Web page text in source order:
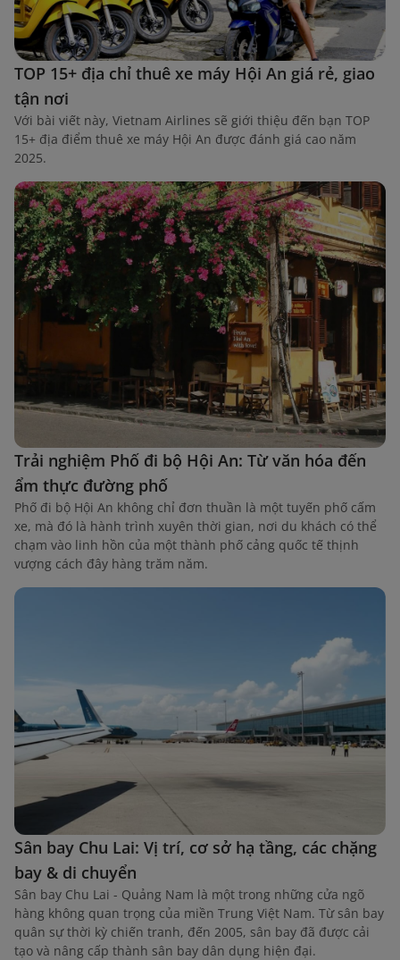
TOP 15+ địa chỉ thuê xe máy Hội An giá rẻ, giao
tận nơi
Với bài viết này, Vietnam Airlines sẽ giới thiệu đến bạn TOP
15+ địa điểm thuê xe máy Hội An được đánh giá cao năm
2025.
Trải nghiệm Phố đi bộ Hội An: Từ văn hóa đến
ẩm thực đường phố
Phố đi bộ Hội An không chỉ đơn thuần là một tuyến phố cấm
xe, mà đó là hành trình xuyên thời gian, nơi du khách có thể
chạm vào linh hồn của một thành phố cảng quốc tế thịnh
vượng cách đây hàng trăm năm.
Sân bay Chu Lai: Vị trí, cơ sở hạ tầng, các chặng
bay & di chuyển
Sân bay Chu Lai - Quảng Nam là một trong những cửa ngõ
hàng không quan trọng của miền Trung Việt Nam. Từ sân bay
quân sự thời kỳ chiến tranh, đến 2005, sân bay đã được cải
tạo và nâng cấp thành sân bay dân dụng hiện đại.